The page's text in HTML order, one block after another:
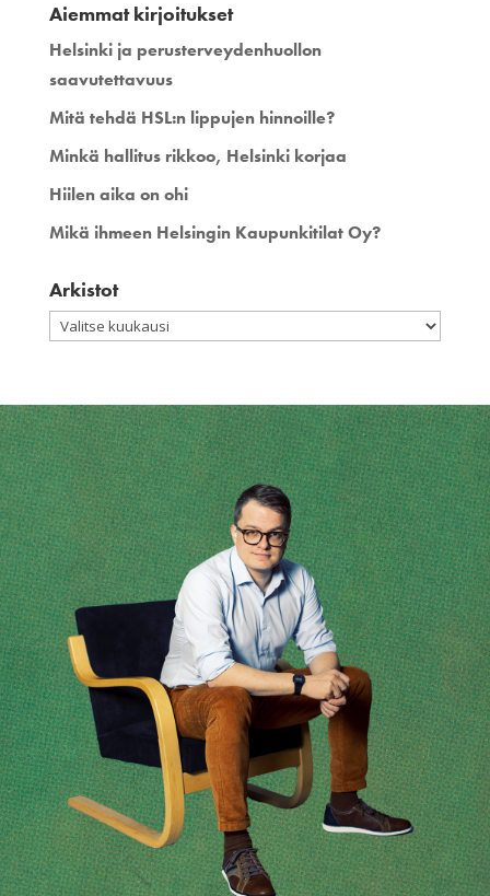
Aiemmat kirjoitukset
Helsinki ja perusterveydenhuollon
saavutettavuus
Mitä tehdä HSL:n lippujen hinnoille?
Minkä hallitus rikkoo, Helsinki korjaa
Hiilen aika on ohi
Mikä ihmeen Helsingin Kaupunkitilat Oy?
Arkistot
Arkistot